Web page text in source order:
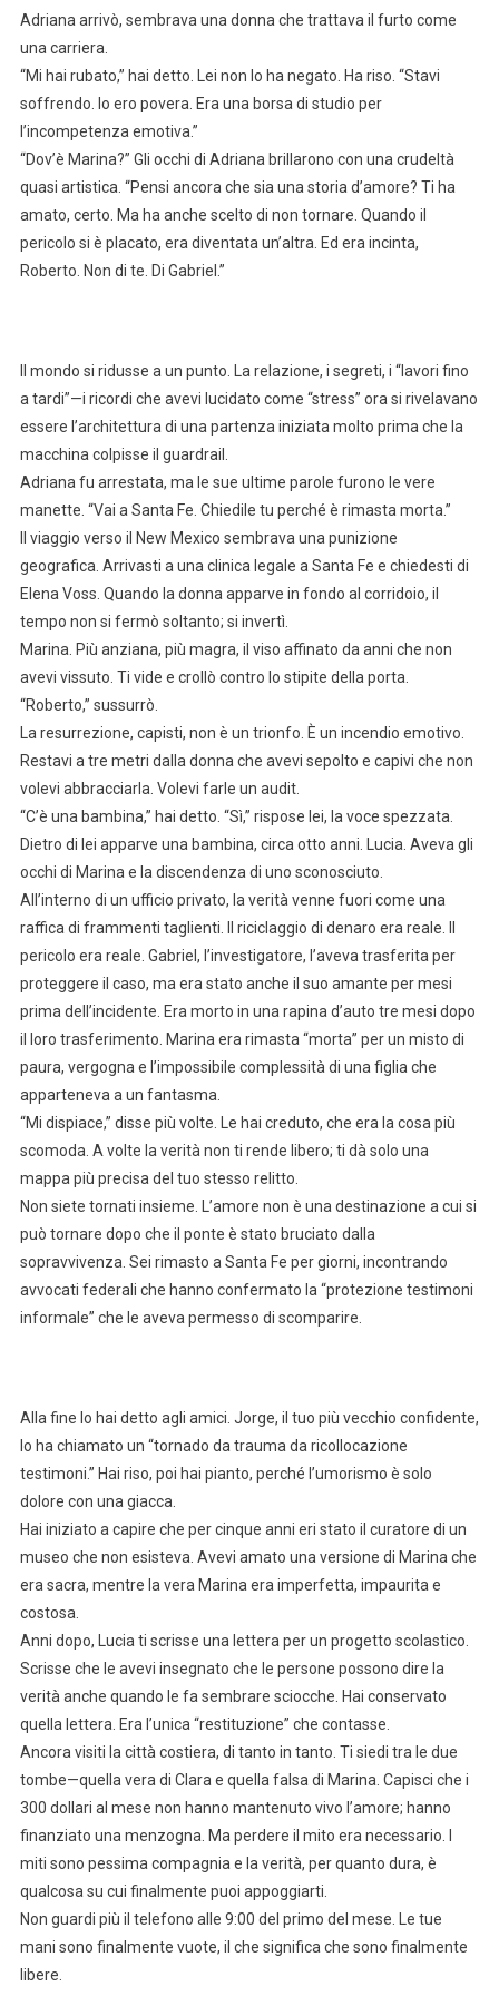
Adriana arrivò, sembrava una donna che trattava il furto come
una carriera.
“Mi hai rubato,” hai detto. Lei non lo ha negato. Ha riso. “Stavi
soffrendo. Io ero povera. Era una borsa di studio per
l’incompetenza emotiva.”
“Dov’è Marina?” Gli occhi di Adriana brillarono con una crudeltà
quasi artistica. “Pensi ancora che sia una storia d’amore? Ti ha
amato, certo. Ma ha anche scelto di non tornare. Quando il
pericolo si è placato, era diventata un’altra. Ed era incinta,
Roberto. Non di te. Di Gabriel.”
Il mondo si ridusse a un punto. La relazione, i segreti, i “lavori fino
a tardi”—i ricordi che avevi lucidato come “stress” ora si rivelavano
essere l’architettura di una partenza iniziata molto prima che la
macchina colpisse il guardrail.
Adriana fu arrestata, ma le sue ultime parole furono le vere
manette. “Vai a Santa Fe. Chiedile tu perché è rimasta morta.”
Il viaggio verso il New Mexico sembrava una punizione
geografica. Arrivasti a una clinica legale a Santa Fe e chiedesti di
Elena Voss. Quando la donna apparve in fondo al corridoio, il
tempo non si fermò soltanto; si invertì.
Marina. Più anziana, più magra, il viso affinato da anni che non
avevi vissuto. Ti vide e crollò contro lo stipite della porta.
“Roberto,” sussurrò.
La resurrezione, capisti, non è un trionfo. È un incendio emotivo.
Restavi a tre metri dalla donna che avevi sepolto e capivi che non
volevi abbracciarla. Volevi farle un audit.
“C’è una bambina,” hai detto. “Sì,” rispose lei, la voce spezzata.
Dietro di lei apparve una bambina, circa otto anni. Lucia. Aveva gli
occhi di Marina e la discendenza di uno sconosciuto.
All’interno di un ufficio privato, la verità venne fuori come una
raffica di frammenti taglienti. Il riciclaggio di denaro era reale. Il
pericolo era reale. Gabriel, l’investigatore, l’aveva trasferita per
proteggere il caso, ma era stato anche il suo amante per mesi
prima dell’incidente. Era morto in una rapina d’auto tre mesi dopo
il loro trasferimento. Marina era rimasta “morta” per un misto di
paura, vergogna e l’impossibile complessità di una figlia che
apparteneva a un fantasma.
“Mi dispiace,” disse più volte. Le hai creduto, che era la cosa più
scomoda. A volte la verità non ti rende libero; ti dà solo una
mappa più precisa del tuo stesso relitto.
Non siete tornati insieme. L’amore non è una destinazione a cui si
può tornare dopo che il ponte è stato bruciato dalla
sopravvivenza. Sei rimasto a Santa Fe per giorni, incontrando
avvocati federali che hanno confermato la “protezione testimoni
informale” che le aveva permesso di scomparire.
Alla fine lo hai detto agli amici. Jorge, il tuo più vecchio confidente,
lo ha chiamato un “tornado da trauma da ricollocazione
testimoni.” Hai riso, poi hai pianto, perché l’umorismo è solo
dolore con una giacca.
Hai iniziato a capire che per cinque anni eri stato il curatore di un
museo che non esisteva. Avevi amato una versione di Marina che
era sacra, mentre la vera Marina era imperfetta, impaurita e
costosa.
Anni dopo, Lucia ti scrisse una lettera per un progetto scolastico.
Scrisse che le avevi insegnato che le persone possono dire la
verità anche quando le fa sembrare sciocche. Hai conservato
quella lettera. Era l’unica “restituzione” che contasse.
Ancora visiti la città costiera, di tanto in tanto. Ti siedi tra le due
tombe—quella vera di Clara e quella falsa di Marina. Capisci che i
300 dollari al mese non hanno mantenuto vivo l’amore; hanno
finanziato una menzogna. Ma perdere il mito era necessario. I
miti sono pessima compagnia e la verità, per quanto dura, è
qualcosa su cui finalmente puoi appoggiarti.
Non guardi più il telefono alle 9:00 del primo del mese. Le tue
mani sono finalmente vuote, il che significa che sono finalmente
libere.